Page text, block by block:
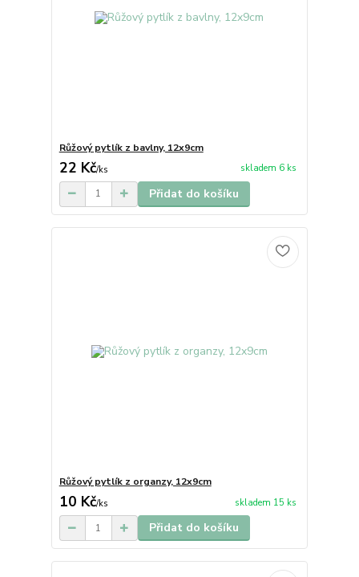
Růžový pytlík z bavlny, 12x9cm
22 Kč/ks skladem 6 ks
Přidat do košíku
Růžový pytlík z organzy, 12x9cm
10 Kč/ks skladem 15 ks
Přidat do košíku